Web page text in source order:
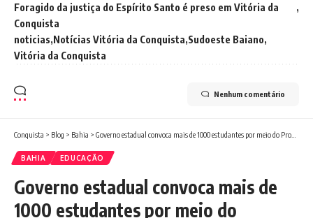
Foragido da justiça do Espírito Santo é preso em Vitória da
Conquista
noticias Notícias Vitória da Conquista Sudoeste Baiano
Vitória da Conquista
Nenhum comentário
Conquista > Blog > Bahia > Governo estadual convoca mais de 1000 estudantes por meio do Programa Partiu Estágio
BAHIA EDUCAÇÃO
Governo estadual convoca mais de
1000 estudantes por meio do